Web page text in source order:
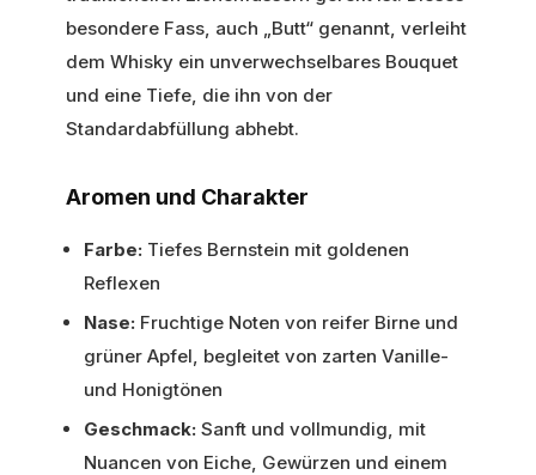
besondere Fass, auch „Butt“ genannt, verleiht
dem Whisky ein unverwechselbares Bouquet
und eine Tiefe, die ihn von der
Standardabfüllung abhebt.
Aromen und Charakter
Farbe: Tiefes Bernstein mit goldenen
Reflexen
Nase: Fruchtige Noten von reifer Birne und
grüner Apfel, begleitet von zarten Vanille-
und Honigtönen
Geschmack: Sanft und vollmundig, mit
Nuancen von Eiche, Gewürzen und einem